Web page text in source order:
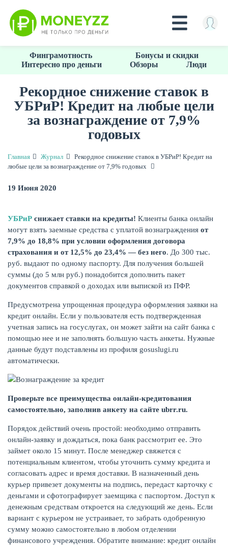
основному
КРЕДИТЫ
КАРТЫ
НАКОПЛЕНИЯ
Финграмотность
Бонусы и скидки
Интересно про деньги
Обзоры Люди
Рекордное снижение ставок в
УБРиР! Кредит на любые цели
за вознаграждение от 7,9%
годовых
Главная Журнал
Рекордное снижение ставок в УБРиР! Кредит на
любые цели за вознаграждение от 7,9% годовых
19 Июня 2020
УБРиР снижает ставки на кредиты! Клиенты банка онлайн
могут взять заемные средства с уплатой вознаграждения от
7,9% до 18,8% при условии оформления договора
страхования и от 12,5% до 23,4% — без него. До 300 тыс.
руб. выдают по одному паспорту. Для получения большей
суммы (до 5 млн руб.) понадобится дополнить пакет
документов справкой о доходах или выпиской из ПФР.
Предусмотрена упрощенная процедура оформления заявки на
кредит онлайн. Если у пользователя есть подтвержденная
учетная запись на госуслугах, он может зайти на сайт банка с
помощью нее и не заполнять большую часть анкеты. Нужные
данные будут подставлены из профиля gosuslugi.ru
автоматически.
Проверьте все преимущества онлайн-кредитования
самостоятельно, заполнив анкету на сайте ubrr.ru.
Порядок действий очень простой: необходимо отправить
онлайн-заявку и дождаться, пока банк рассмотрит ее. Это
займет около 15 минут. После менеджер свяжется с
потенциальным клиентом, чтобы уточнить сумму кредита и
согласовать адрес и время доставки. В назначенный день
курьер привезет документы на подпись, передаст карточку с
деньгами и сфотографирует заемщика с паспортом. Доступ к
денежным средствам откроется на следующий же день. Если
вариант с курьером не устраивает, то забрать одобренную
сумму можно самостоятельно в любом отделении
финансового учреждения. Обратите внимание: кредит онлайн